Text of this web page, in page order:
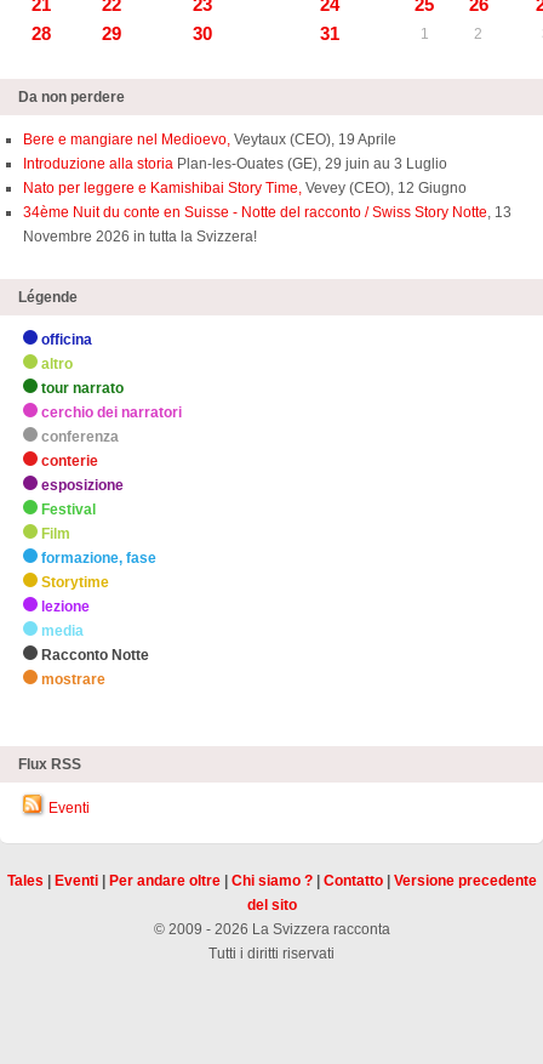
21 22 23 24 25 26
28
29 30 31 1 2
Da non perdere
Bere e mangiare nel Medioevo, Veytaux (CEO), 19 Aprile
Introduzione alla storia Plan-les-Ouates (GE), 29 juin au 3 Luglio
Nato per leggere e Kamishibai Story Time, Vevey (CEO), 12 Giugno
34ème Nuit du conte en Suisse - Notte del racconto / Swiss Story Notte, 13
Novembre 2026 in tutta la Svizzera!
Légende
officina
altro
tour narrato
cerchio dei narratori
conferenza
conterie
esposizione
Festival
Film
formazione, fase
Storytime
lezione
media
Racconto Notte
mostrare
Flux RSS
Eventi
Tales Eventi| Per andare oltre| Chi siamo ?| Contatto| Versione precedente
del sito
© 2009 - 2026 La Svizzera racconta
Tutti i diritti riservati